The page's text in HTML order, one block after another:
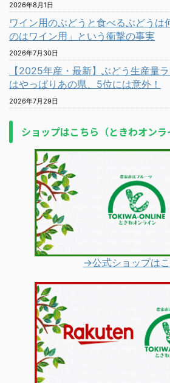
2026年8月1日
ワイン用のぶどうと食べるぶどうは
のはワイン用」という衝撃の事実
2026年7月30日
【2025年産・最新】ぶどう生産量
はやっぱりあの県、5位には意外！
2026年7月29日
ショップはこちら（ときわオンラ
→公式ショップは